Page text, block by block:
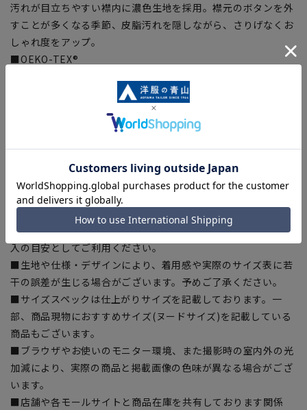
汚れが目立ちやすい襟内に濃色生地を採用。襟元のボタンを外
すことが多くなる季節、皮脂汚れを隠しながら、さりげなくお
しゃれ度をアップ。
■OEKO-TEX®
た、生地から付属まですべてが厳しい基準をクリアした素材を
使用。安全を安心して着用いただけます。
【商品に関するご注意】
■商品画像はサンプルのため、色味やサイズ等の仕様に変更が
ある場合がございますので、予めご了承ください。
■ゆとり感には個人差があります。サイズ表を確認の上、ご購
入の目安としてご利用ください。
■生地や仕様・デザインにより、着用感や実際のサイズ表に若
干の誤差が生じる場合がございます。予めご了承ください。
■サイズスペックは仕上がりサイズを記載しております。一
部、商品現物におすすめサイズ(ヌードサイズ)を記載している
商品もございます。
■ブラウザやお使いのモニター環境、また撮影時の室内外の光
加減により、実際の商品と掲載画像の色味が異なる場合がござ
います。
■店舗や各モールサイトと商品在庫を共有しております関係